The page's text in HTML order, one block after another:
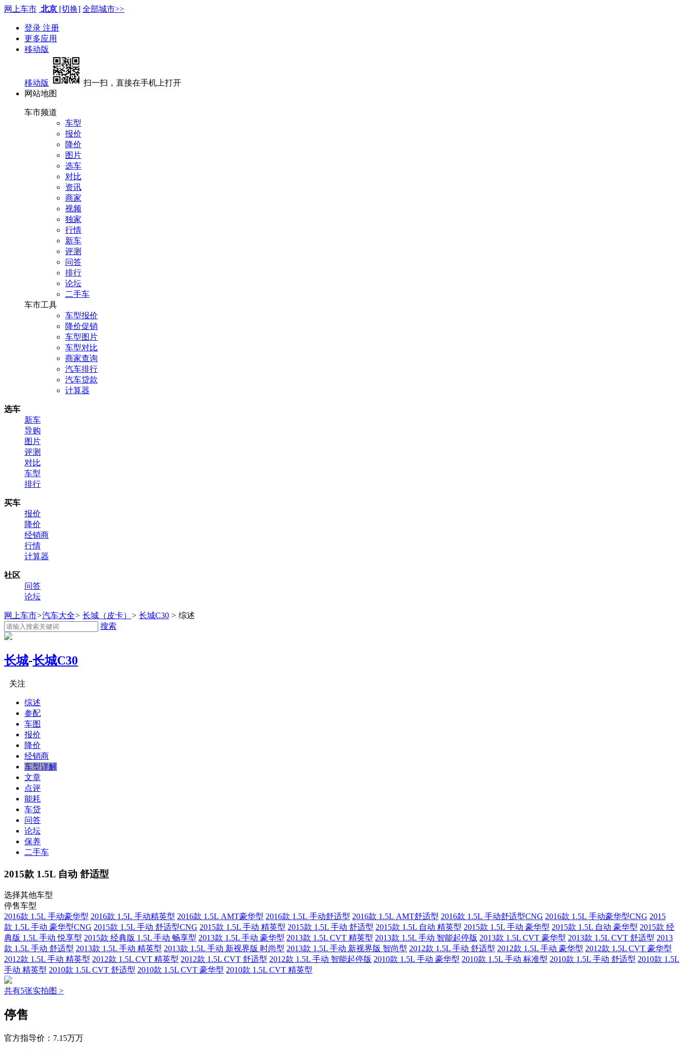
网上车市 北京 [切换] 全部城市>>
登录 注册
更多应用
移动版
移动版
扫一扫，直接在手机上打开
网站地图
车市频道
车型
报价
降价
图片
选车
对比
资讯
商家
视频
独家
行情
新车
评测
问答
排行
论坛
二手车
车市工具
车型报价
降价促销
车型图片
车型对比
商家查询
汽车排行
汽车贷款
计算器
选车
新车
导购
图片
评测
对比
车型
排行
买车
报价
降价
经销商
行情
计算器
社区
问答
论坛
网上车市>汽车大全> 长城（皮卡） > 长城C30 > 综述
搜索
长城-长城C30
关注
综述
参配
车图
报价
降价
经销商
车型详解
文章
点评
能耗
车贷
问答
论坛
保养
二手车
2015款 1.5L 自动 舒适型
选择其他车型
停售车型
2016款 1.5L 手动豪华型 2016款 1.5L 手动精英型 2016款 1.5L AMT豪华型 2016款 1.5L 手动舒适型 2016款 1.5L AMT舒适型 2016款 1.5L 手动舒适型CNG 2016款 1.5L 手动豪华型CNG 2015
款 1.5L 手动 豪华型CNG 2015款 1.5L 手动 舒适型CNG 2015款 1.5L 手动 精英型 2015款 1.5L 手动 舒适型 2015款 1.5L 自动 精英型 2015款 1.5L 手动 豪华型 2015款 1.5L 自动 豪华型 2015款 经
典版 1.5L 手动 悦享型 2015款 经典版 1.5L 手动 畅享型 2013款 1.5L 手动 豪华型 2013款 1.5L CVT 精英型 2013款 1.5L 手动 智能起停版 2013款 1.5L CVT 豪华型 2013款 1.5L CVT 舒适型 2013
款 1.5L 手动 舒适型 2013款 1.5L 手动 精英型 2013款 1.5L 手动 新视界版 时尚型 2013款 1.5L 手动 新视界版 智尚型 2012款 1.5L 手动 舒适型 2012款 1.5L 手动 豪华型 2012款 1.5L CVT 豪华型
2012款 1.5L 手动 精英型 2012款 1.5L CVT 精英型 2012款 1.5L CVT 舒适型 2012款 1.5L 手动 智能起停版 2010款 1.5L 手动 豪华型 2010款 1.5L 手动 标准型 2010款 1.5L 手动 舒适型 2010款 1.5L
手动 精英型 2010款 1.5L CVT 舒适型 2010款 1.5L CVT 豪华型 2010款 1.5L CVT 精英型
共有5张实拍图 >
停售
官方指导价： 7.15万万